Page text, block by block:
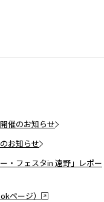
催のお知らせ
お知らせ
・フェスタin 遠野」レポー
ページ）